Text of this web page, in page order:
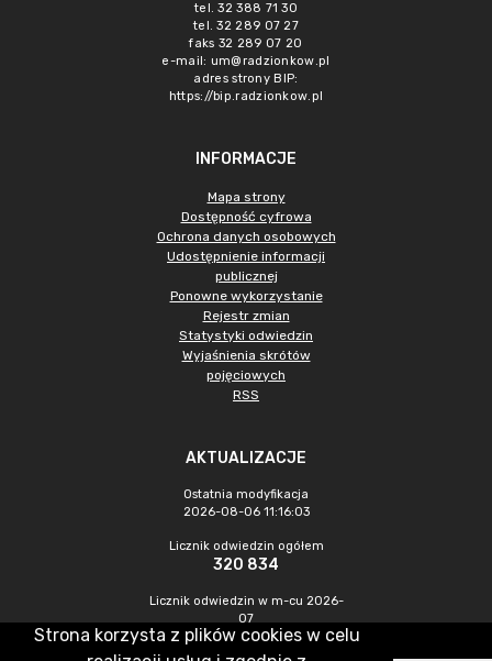
tel. 32 388 71 30
tel. 32 289 07 27
faks 32 289 07 20
e-mail: um@radzionkow.pl
adres strony BIP:
https://bip.radzionkow.pl
INFORMACJE
Mapa strony
Dostępność cyfrowa
Ochrona danych osobowych
Udostępnienie informacji
publicznej
Ponowne wykorzystanie
Rejestr zmian
Statystyki odwiedzin
Wyjaśnienia skrótów
pojęciowych
RSS
AKTUALIZACJE
Ostatnia modyfikacja
2026-08-06 11:16:03
Licznik odwiedzin ogółem
320 834
Licznik odwiedzin w m-cu 2026-
07
893
Strona korzysta z plików cookies w celu